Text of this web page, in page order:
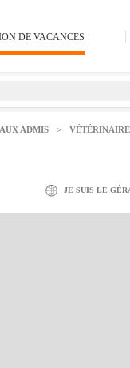
DE VACANCES
ADMIS >
JE SUIS LE